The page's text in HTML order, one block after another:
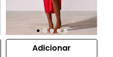
Adicionar